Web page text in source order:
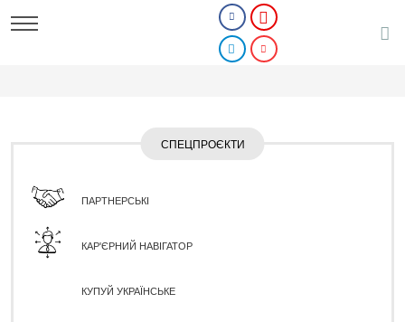
СПЕЦПРОЄКТИ
ПАРТНЕРСЬКІ
КАР'ЄРНИЙ НАВІГАТОР
КУПУЙ УКРАЇНСЬКЕ